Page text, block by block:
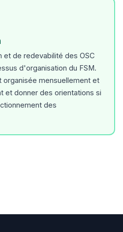
et de redevabilité des OSC
d'organisation du FSM.
mensuellement et
et donner des orientations si
des